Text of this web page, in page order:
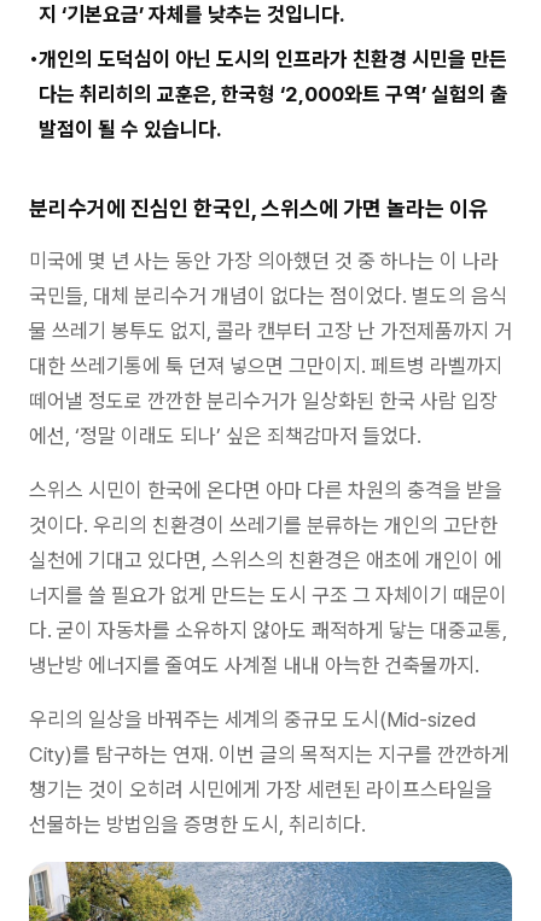
지 ‘기본요금’ 자체를 낮추는 것입니다.
개인의 도덕심이 아닌 도시의 인프라가 친환경 시민을 만든
다는 취리히의 교훈은, 한국형 ‘2,000와트 구역’ 실험의 출
발점이 될 수 있습니다.
분리수거에 진심인 한국인, 스위스에 가면 놀라는 이유
미국에 몇 년 사는 동안 가장 의아했던 것 중 하나는 이 나라
국민들, 대체 분리수거 개념이 없다는 점이었다. 별도의 음식
물 쓰레기 봉투도 없지, 콜라 캔부터 고장 난 가전제품까지 거
대한 쓰레기통에 툭 던져 넣으면 그만이지. 페트병 라벨까지
떼어낼 정도로 깐깐한 분리수거가 일상화된 한국 사람 입장
에선, ‘정말 이래도 되나’ 싶은 죄책감마저 들었다.
스위스 시민이 한국에 온다면 아마 다른 차원의 충격을 받을
것이다. 우리의 친환경이 쓰레기를 분류하는 개인의 고단한
실천에 기대고 있다면, 스위스의 친환경은 애초에 개인이 에
너지를 쓸 필요가 없게 만드는 도시 구조 그 자체이기 때문이
다. 굳이 자동차를 소유하지 않아도 쾌적하게 닿는 대중교통,
냉난방 에너지를 줄여도 사계절 내내 아늑한 건축물까지.
우리의 일상을 바꿔주는 세계의 중규모 도시(Mid-sized
City)를 탐구하는 연재. 이번 글의 목적지는 지구를 깐깐하게
챙기는 것이 오히려 시민에게 가장 세련된 라이프스타일을
선물하는 방법임을 증명한 도시, 취리히다.